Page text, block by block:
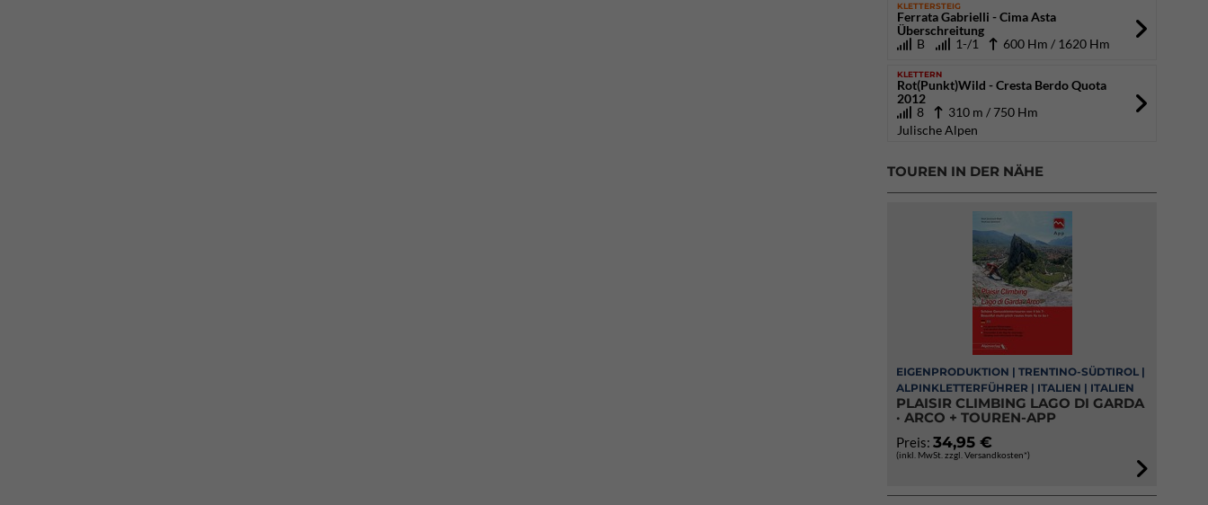
KLETTERSTEIG
Ferrata Gabrielli - Cima Asta
Überschreitung
B
1-/1 600 Hm / 1620 Hm
KLETTERN
Rot(Punkt)Wild - Cresta Berdo Quota
2012
8
310 m / 750 Hm
Julische Alpen
TOUREN IN DER NÄHE
EIGENPRODUKTION | TRENTINO-SÜDTIROL |
ALPINKLETTERFÜHRER | ITALIEN | ITALIEN
PLAISIR CLIMBING LAGO DI GARDA
· ARCO + TOUREN-APP
Preis: 34,95 €
(inkl. MwSt. zzgl. Versandkosten*)